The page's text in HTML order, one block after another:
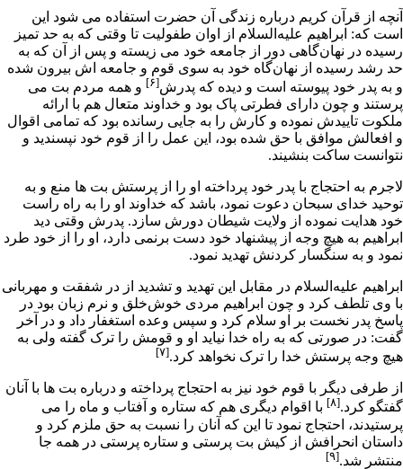
آنچه از قرآن کریم درباره زندگی آن حضرت استفاده مى شود این
است که: ابراهیم علیه‌السلام از اوان طفولیت تا وقتى که به حد تمیز
رسیده در نهان‌گاهى دور از جامعه خود مى زیسته و پس از آن که به
حد رشد رسیده از نهان‌گاه خود به سوى قوم و جامعه اش بیرون شده
و به پدر خود پیوسته است و دیده که پدرش[۶] و همه مردم بت مى
پرستند و چون داراى فطرتى پاک بود و خداوند متعال هم با ارائه
ملکوت تاییدش نموده و کارش را به جایى رسانده بود که تمامى اقوال
و افعالش موافق با حق شده بود، این عمل را از قوم خود نپسندید و
نتوانست ساکت بنشیند.
لاجرم به احتجاج با پدر خود پرداخته او را از پرستش بت ها منع و به
توحید خداى سبحان دعوت نمود، باشد که خداوند او را به راه راست
خود هدایت نموده از ولایت شیطان دورش سازد. پدرش وقتى دید
ابراهیم به هیچ وجه از پیشنهاد خود دست برنمى دارد، او را از خود طرد
نمود و به سنگسار کردنش تهدید نمود.
ابراهیم علیه‌السلام در مقابل این تهدید و تشدید از در شفقت و مهربانى
با وى تلطف کرد و چون ابراهیم مردى خوش‌خلق و نرم زبان بود در
پاسخ پدر نخست بر او سلام کرد و سپس وعده استغفار داد و در آخر
گفت: در صورتى که به راه خدا نیاید او و قومش را ترک گفته ولى به
هیچ وجه پرستش خدا را ترک نخواهد کرد.[۷]
از طرفى دیگر با قوم خود نیز به احتجاج پرداخته و درباره بت ها با آنان
گفتگو کرد.[۸]
با اقوام دیگرى هم که ستاره و آفتاب و ماه را مى
پرستیدند، احتجاج نمود تا این که آنان را نسبت به حق ملزم کرد و
داستان انحرافش از کیش بت پرستى و ستاره پرستى در همه جا
منتشر شد.[۹]